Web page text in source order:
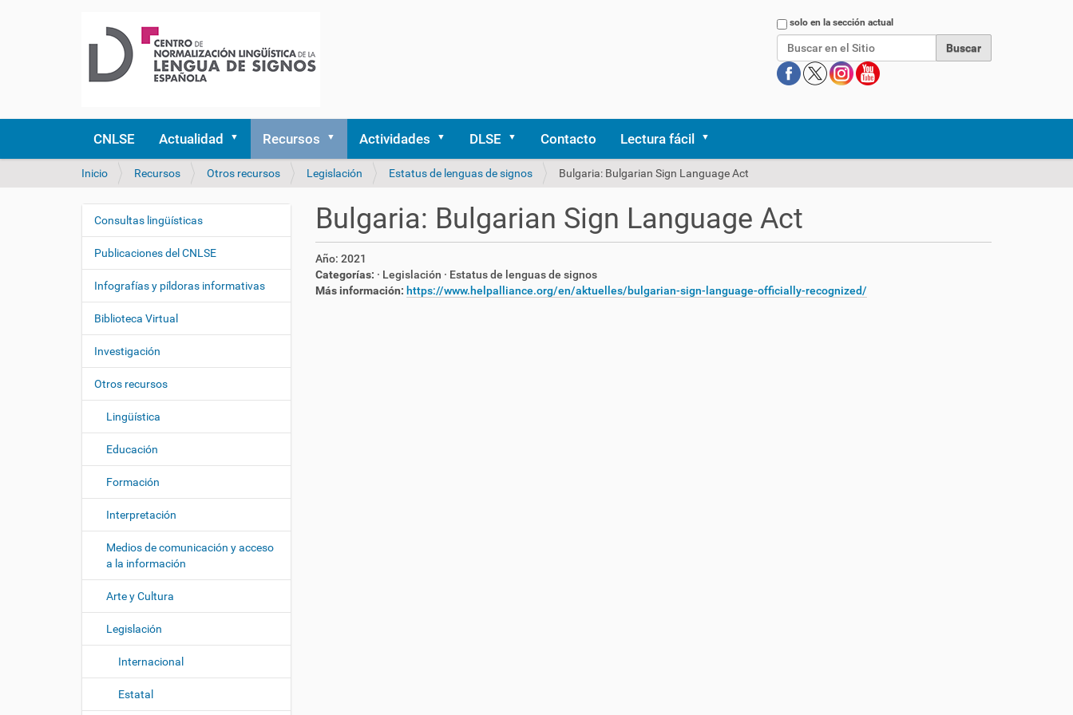
Buscarsolo en la sección actual
CNLSE Actualidad Recursos Actividades DLSE Contacto Lectura fácil
U
d
s
á
q
Inicio Recursos Otros recursos Legislación Estatus de lenguas de signos Bulgaria: Bulgarian Sign Language Act
Bulgaria: Bulgarian Sign Language Act
Año: 2021
Categorías: · Legislación · Estatus de lenguas de signos
Más información: https://www.helpalliance.org/en/aktuelles/bulgarian-sign-language-officially-recognized/
N
e
g
a
c
i
ó
n
Consultas lingüísticas
Publicaciones del CNLSE
Infografías y píldoras informativas
Biblioteca Virtual
Investigación
Otros recursos
Lingüística
Educación
Formación
Interpretación
Medios de comunicación y acceso
a la información
Arte y Cultura
Legislación
Internacional
Estatal